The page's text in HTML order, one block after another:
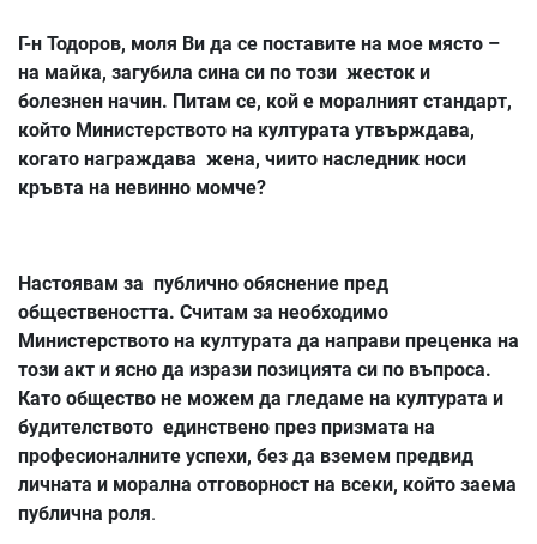
Г-н Тодоров, моля Ви да се поставите на мое място –
на майка, загубила сина си по този жесток и
болезнен начин. Питам се, кой е моралният стандарт,
който Министерството на културата утвърждава,
когато награждава жена, чиито наследник носи
кръвта на невинно момче?
Настоявам за публично обяснение пред
обществеността. Считам за необходимо
Министерството на културата да направи преценка на
този акт и ясно да изрази позицията си по въпроса.
Като общество не можем да гледаме на културата и
будителството единствено през призмата на
професионалните успехи, без да вземем предвид
личната и морална отговорност на всеки, който заема
публична роля.